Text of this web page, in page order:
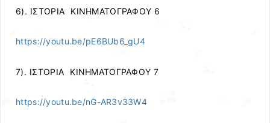
6). ΙΣΤΟΡΙΑ ΚΙΝΗΜΑΤΟΓΡΑΦΟΥ 6
https://youtu.be/pE6BUb6_gU4
7). ΙΣΤΟΡΙΑ ΚΙΝΗΜΑΤΟΓΡΑΦΟΥ 7
https://youtu.be/nG-AR3v33W4